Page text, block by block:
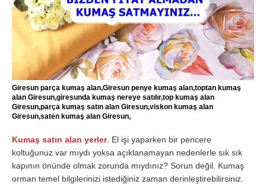
Giresun parça kumaş alan,Giresun penye kumaş alan,toptan kumaş
alan Giresun,giresunda kumaş nereye satılır,top kumaş alan
Giresun,parça kumaş satın alan Giresun,viskon kumaş alan
Giresun,saten kumaş alan Giresun,
Kumaş satın alan yerler. El işi yaparken bir pencere
koltuğunuz var mıydı yoksa açıklanamayan nedenlerle sık sık
kapının önünde olmak zorunda mıydınız? Sorun değil. Kumaş
orman temel bilgilerinizi istediğiniz zaman derinleştirebilirsiniz.